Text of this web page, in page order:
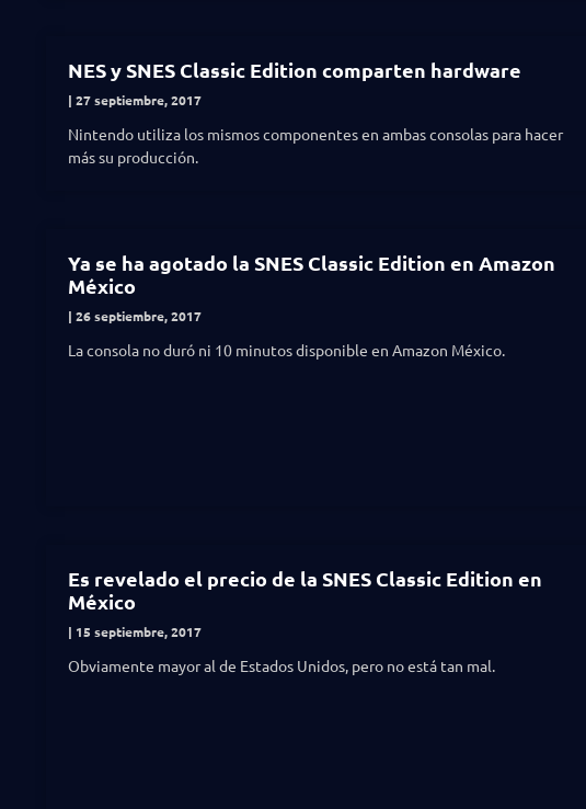
NES y SNES Classic Edition comparten hardware
27 septiembre, 2017
Nintendo utiliza los mismos componentes en ambas consolas para hacer
más su producción.
Ya se ha agotado la SNES Classic Edition en Amazon
México
26 septiembre, 2017
La consola no duró ni 10 minutos disponible en Amazon México.
Es revelado el precio de la SNES Classic Edition en
México
15 septiembre, 2017
Obviamente mayor al de Estados Unidos, pero no está tan mal.